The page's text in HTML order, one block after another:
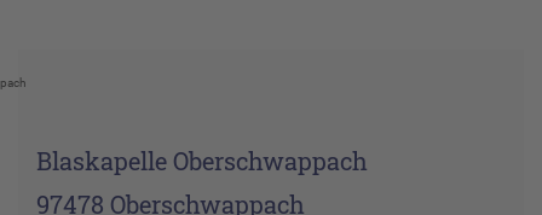
Blaskapelle Oberschwappach
97478 Oberschwappach